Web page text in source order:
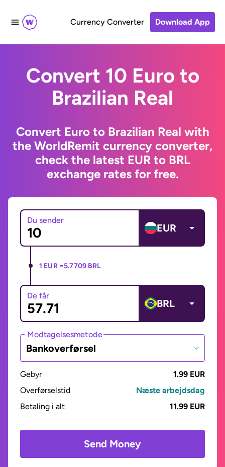
Currency Converter Download App
Convert 10 Euro to
Brazilian Real
Convert Euro to Brazilian Real with
the WorldRemit currency converter,
check the latest EUR to BRL
exchange rates for free.
Du sender
EUR
1 EUR =5.7709 BRL
De får
BRL
Modtagelsesmetode
Bankoverførsel
Gebyr
1.99 EUR
Overførselstid
Næste arbejdsdag
Betaling i alt
11.99 EUR
Send Money